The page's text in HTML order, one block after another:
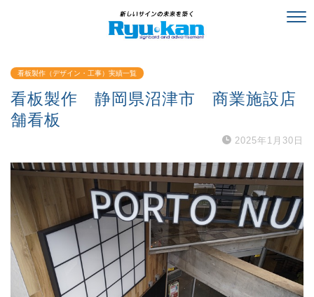
看板製作（デザイン・工事）実績一覧
看板製作 静岡県沼津市 商業施設店
舗看板
2025年1月30日